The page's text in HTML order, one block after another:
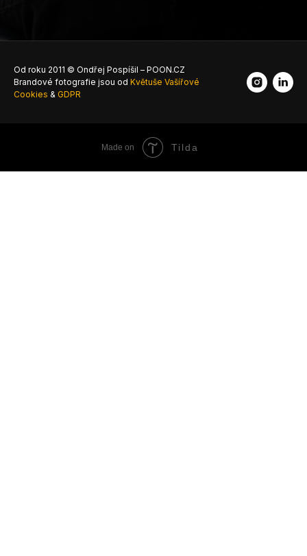
Od roku 2011 © Ondřej Pospíšil – POON.CZ
Brandové fotografie jsou od Květuše Vašířové
Cookies & GDPR
Made on Tilda